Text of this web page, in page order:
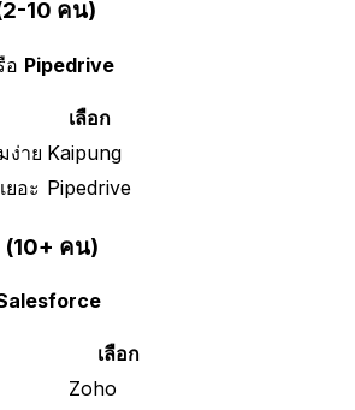
10 คน)
อ Pipedrive
เลือก
ง่าย Kaipung
อะ Pipedrive
คน)
เลือก
Zoho